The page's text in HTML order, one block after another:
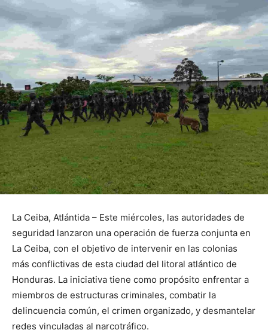
La Ceiba, Atlántida – Este miércoles, las autoridades de
seguridad lanzaron una operación de fuerza conjunta en
La Ceiba, con el objetivo de intervenir en las colonias
más conflictivas de esta ciudad del litoral atlántico de
Honduras. La iniciativa tiene como propósito enfrentar a
miembros de estructuras criminales, combatir la
delincuencia común, el crimen organizado, y desmantelar
redes vinculadas al narcotráfico.